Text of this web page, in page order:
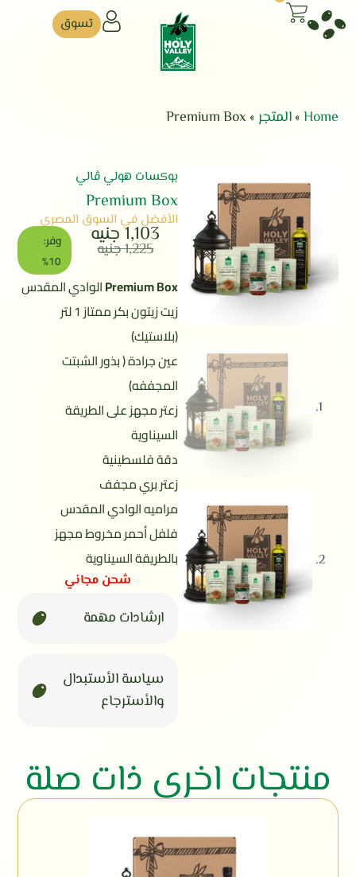
تسوق
Home
»المتجر»
Premium Box
بوكسات هولي ڤالي
Premium Box
الأفضل في السوق المصري
1,225جنيه
1,103 جنيه
وفر:
10%
Premium Boxالوادي المقدس
زيت زيتون بكر ممتاز 1 لتر
(بلاستيك)
عين جرادة ( بذور الشبتت
المجففه)
زعتر مجهز على الطريقة
السيناوية
دقة فلسطينية
زعتر بري مجفف
مراميه الوادي المقدس
فلفل أحمر مخروط مجهز
بالطريقة السيناوية
شحن مجاني
ارشادات مهمة
سياسة الأستبدال
والأسترجاع
منتجات اخري ذات صلة